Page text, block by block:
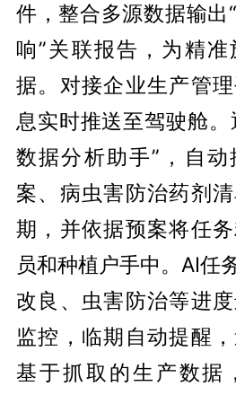
件，整合多源数据输
响”关联报告，为精
据。对接企业生产管
息实时推送至驾驶舱。
数据分析助手”，自
案、病虫害防治药剂
期，并依据预案将任
员和种植户手中。AI任
改良、虫害防治等进
监控，临期自动提醒，
基于抓取的生产数据